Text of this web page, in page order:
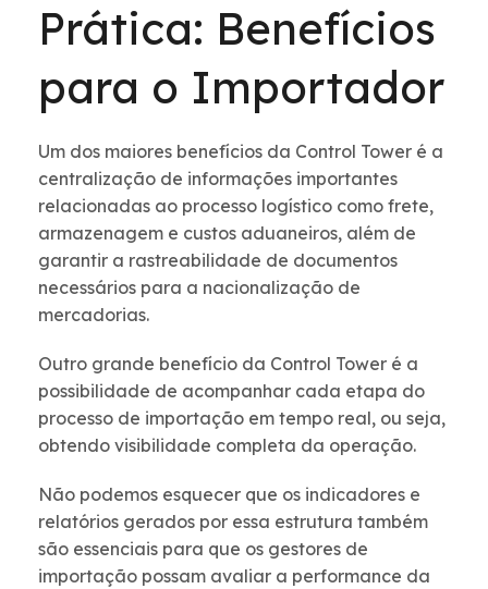
Prática: Benefícios
para o Importador
Um dos maiores benefícios da Control Tower é a
centralização de informações importantes
relacionadas ao processo logístico como frete,
armazenagem e custos aduaneiros, além de
garantir a rastreabilidade de documentos
necessários para a nacionalização de
mercadorias.
Outro grande benefício da Control Tower é a
possibilidade de acompanhar cada etapa do
processo de importação em tempo real, ou seja,
obtendo visibilidade completa da operação.
Não podemos esquecer que os indicadores e
relatórios gerados por essa estrutura também
são essenciais para que os gestores de
importação possam avaliar a performance da